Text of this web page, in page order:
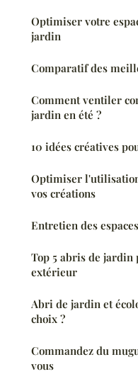
Optimiser votre
jardin
Comparatif des
Comment ventiler
jardin en été ?
10 idées créatives
Optimiser
vos créations
Entretien des
Top 5 abris de
extérieur
Abri de jardin et
choix ?
Commandez du
vous